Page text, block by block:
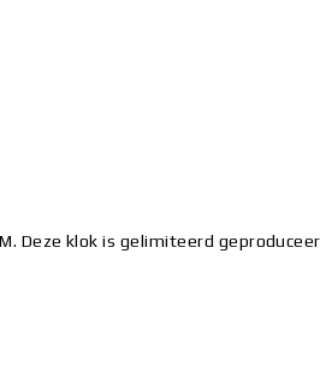
Deze klok is gelimiteerd